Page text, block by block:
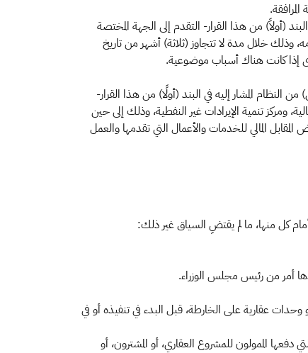
(أولاً) من هذا القرار- التقدم إلى الجهة المختصة
وذلك خلال مدة لا تتجاوز (ثلاثة) أشهر من تاريخ
إذا كانت هناك أسباب موضوعية.
من النظام المشار إليه في البند (أولًا) من هذا القرار-
ومركز تنمية الإيرادات غير النفطية، وذلك إلى حين
المالي للخدمات والأعمال التي تقدمها والعمل
أمام كل منها، ما لم يقتضِ السياق غير ذلك:
أمر من رئيس مجلس الوزراء.
عقارية على الخارطة، قبل البدء في تنفيذه أو في
الممولون للمشروع العقاري، أو المشترون، أو